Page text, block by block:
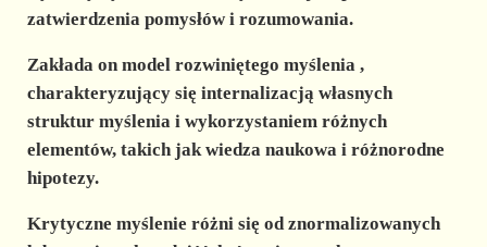
zatwierdzenia pomysłów i rozumowania.
Zakłada on model rozwiniętego myślenia ,
charakteryzujący się internalizacją własnych
struktur myślenia i wykorzystaniem różnych
elementów, takich jak wiedza naukowa i różnorodne
hipotezy.
Krytyczne myślenie różni się od znormalizowanych